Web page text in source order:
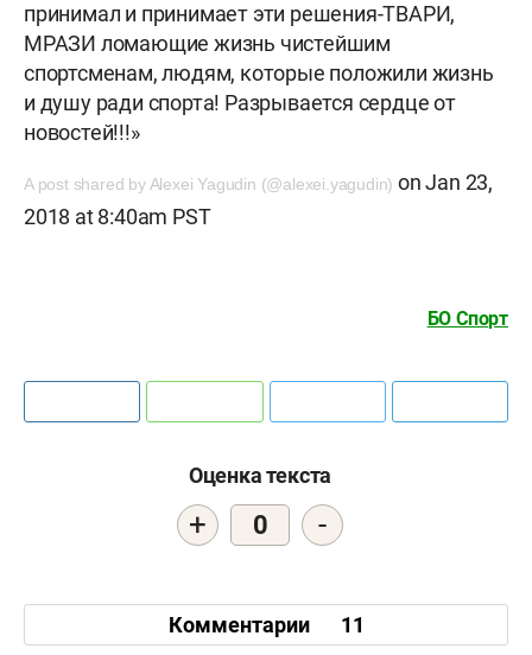
принимал и принимает эти решения-ТВАРИ,
МРАЗИ ломающие жизнь чистейшим
спортсменам, людям, которые положили жизнь
и душу ради спорта! Разрывается сердце от
новостей!!!»
A post shared by Alexei Yagudin (@alexei.yagudin) onJan 23,
2018 at 8:40am PST
БО Спорт
Оценка текста
+ 0 -
Комментарии 11